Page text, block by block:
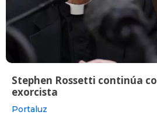
Stephen Rossetti continúa
exorcista
Portaluz